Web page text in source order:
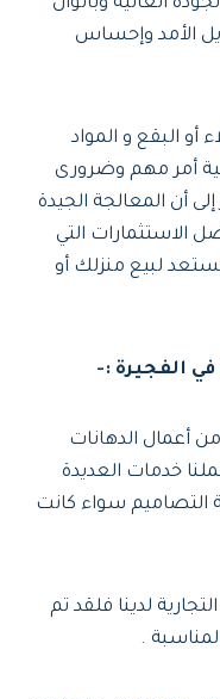
العالية وبألوان
الأمد وإحساس
البقع و المواد
أمر مهم وضرورى
أن المعالجة الجيدة
الاستثمارات التي
لبيع منزلك أو
الفجيرة :-
أعمال الدهانات
خدمات العديدة
التصاميم سواء كانت
لدينا فلقد تم
.